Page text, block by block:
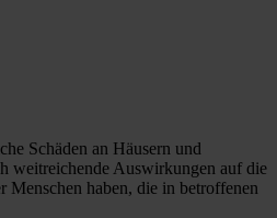
Schäden an Häusern und
weitreichende Auswirkungen auf die
Menschen haben, die in betroffenen